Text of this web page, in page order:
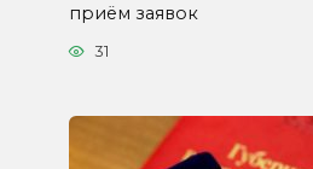
приём заявок
31